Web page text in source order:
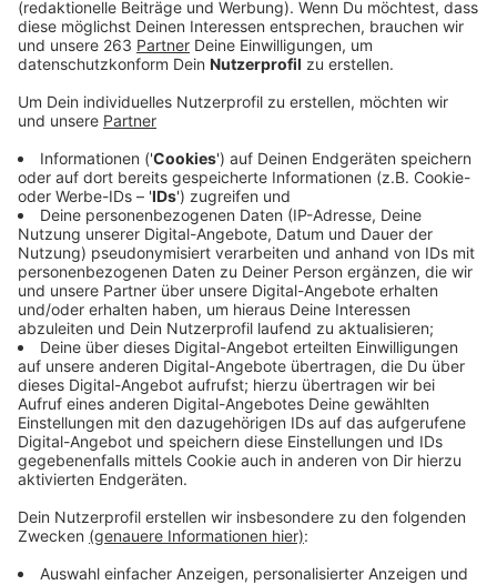
“Silbermond”, “ClockClock” & “Kamrad”,“Earth, Wind &
Fire Experience”, Hubert von Goisern und die
Philharmonie Südwesfalen treten über Pfingsten auf
dem Giller auf. Am morgigen Samstag beginnt der
Vorverkauf für das Internationale Musik- und
Theaterfestival. Ab 10 Uhr sind die Tickets erhältlich.
“Kultur pur 31” findet vom 25. bis zum 29. Mai 2023 auf
dem Giller bei Grund statt. Erwartet werden wieder
tausende Besucher. TopAct ist diesmal “Silbermond”,
die Band tritt am Festivalsonntag auf. Samstags spielt
die Philharmonie Südwestfalen ihr traditionelles
Konzert auf dem Giller. Auch hier muss man fix sein, die
Tickets sind erfahrungsgemäß schnell vergriffen.
Nach der Philharmonie gibt es ab 22 Uhr noch ein
besonderes Highlight: Die Band “Lord of the Lost” gibt
ihr Kultur Pur-Debüt. Die Hamburger Rocker vertreten
zwei Wochen vorher Deutschland beim diesjährigen
Eurovision Song Contest in Liverpool. Karten gibt es ab